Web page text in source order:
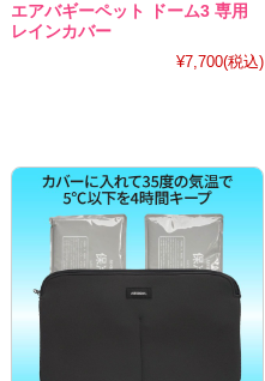
エアバギーペット ドーム3 専用
レインカバー
¥7,700(税込)